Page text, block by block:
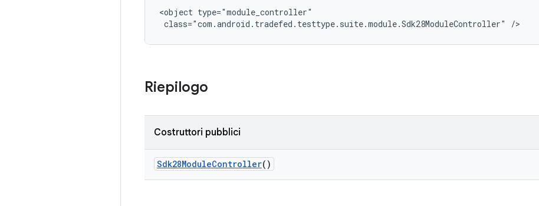
<object type="module_controller"
class="com.android.tradefed.testtype.suite.module.Sdk28ModuleController" />
Riepilogo
Costruttori pubblici
Sdk28ModuleController()